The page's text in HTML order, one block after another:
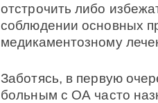
отстрочить либо
соблюдении основных
медикаментозному
Заботясь, в первую
больным с ОА часто